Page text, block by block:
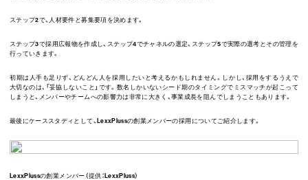
ステップ2で、人材要件と募集要項を決めます。
ステップ3で採用広報物を作成し、ステップ4でチャネルの選定、ステップ5で実際の選考とその管理を
行っていきます。
初期は人手も足りず、どんどん人を採用したいと考えるかもしれません。しかし、採用をするうえで
大切なのは、「妥協しないこと」です。数名しかいないシード期のタイミングでミスマッチが起こって
しまうと、メンバーやチームへの影響力は非常に大きく、事業成長を阻んでしまうこともあります。
最後にケーススタディとして、LexxPlussの創業メンバーの採用についてご紹介します。
LexxPlussの創業メンバー（提供：LexxPluss）